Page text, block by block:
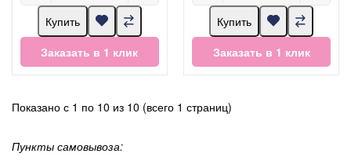
Купить
Заказать в 1 клик
Купить
Заказать в 1 клик
Показано с 1 по 10 из 10 (всего 1 страниц)
Пункты самовывоза: